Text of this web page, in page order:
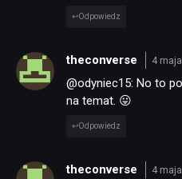
Odpowiedz
theconverse 4
@odyniec15: No to
na temat. 😛
Odpowiedz
theconverse 4